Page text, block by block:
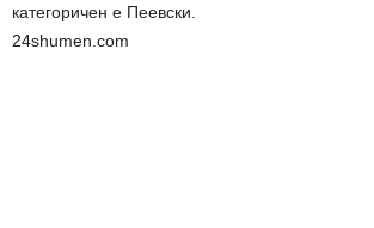
категоричен е Пеевски.
24shumen.com